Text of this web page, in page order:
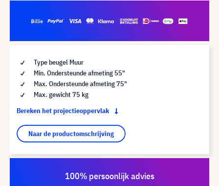
Type beugel Muur
Min. Ondersteunde afmeting 55"
Max. Ondersteunde afmeting 75"
Max. gewicht 75 kg
Bereken het projectieoppervlak
Naar de productomschrijving
100% persoonlijk advies